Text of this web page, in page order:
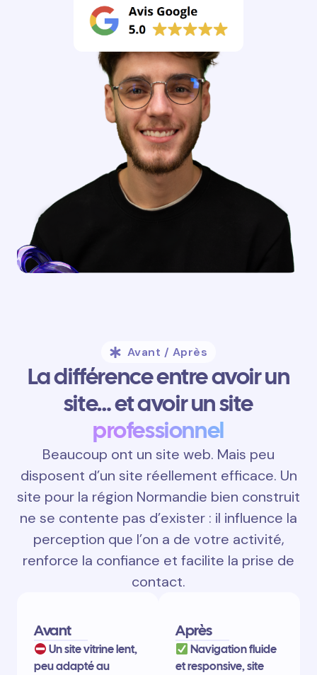
Avant / Après
La différence entre avoir un
site… et avoir un site
professionnel
Beaucoup ont un site web. Mais peu
disposent d’un site réellement efficace. Un
site pour la région Normandie bien construit
ne se contente pas d’exister : il influence la
perception que l’on a de votre activité,
renforce la confiance et facilite la prise de
contact.
Avant
Un site vitrine lent,
peu adapté au
Après
Navigation fluide
et responsive, site